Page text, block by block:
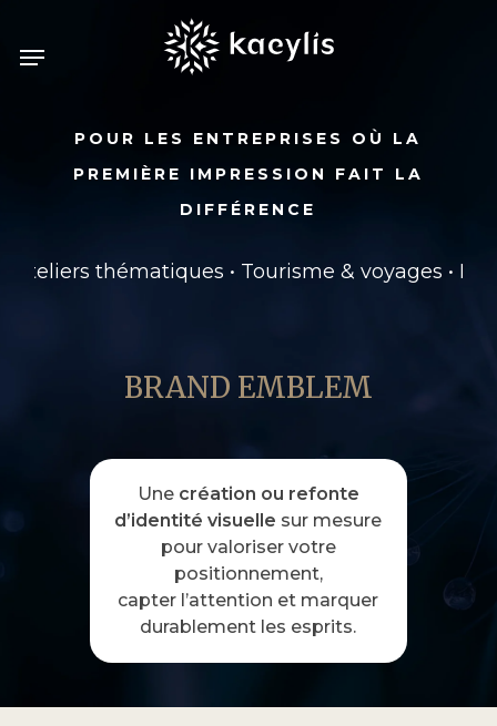
Menu
POUR LES ENTREPRISES OÙ LA
PREMIÈRE IMPRESSION FAIT LA
DIFFÉRENCE
thématiques • Tourisme & voyages •
BRAND EMBLEM
Une création ou refonte
d’identité visuelle sur mesure
pour valoriser votre
positionnement,
capter l’attention et marquer
durablement les esprits.